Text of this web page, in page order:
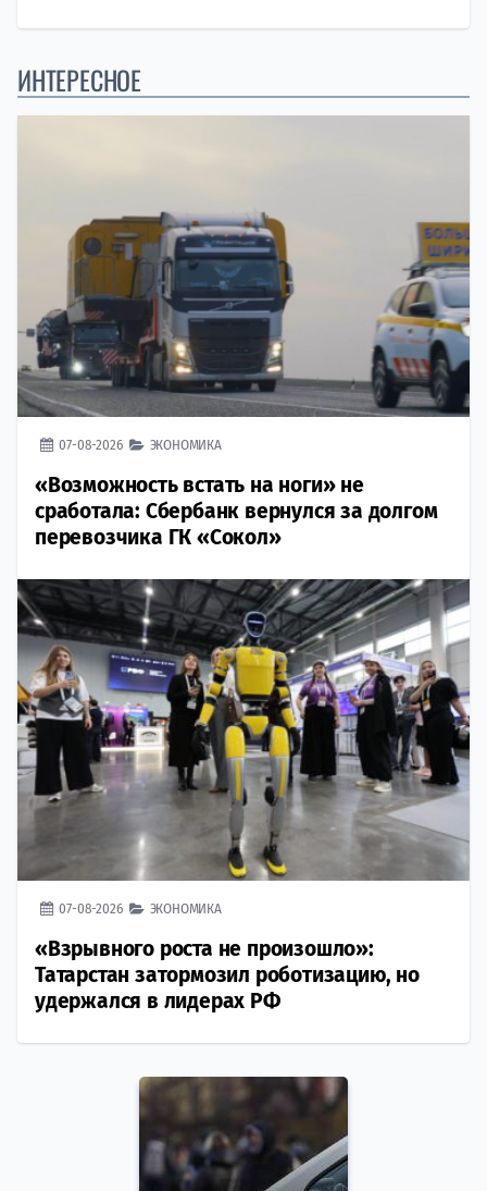
ИНТЕРЕСНОЕ
07-08-2026 ЭКОНОМИКА
«Возможность встать на ноги» не
сработала: Сбербанк вернулся за долгом
перевозчика ГК «Сокол»
07-08-2026 ЭКОНОМИКА
«Взрывного роста не произошло»:
Татарстан затормозил роботизацию, но
удержался в лидерах РФ